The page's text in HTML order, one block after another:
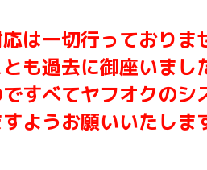
は一切行っており
も過去に御座いま
すべてヤフオクの
ようお願いいたしま